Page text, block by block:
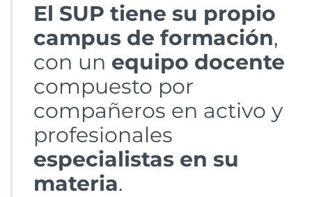
El SUP tiene su propio
campus de formación,
con un equipo docente
compuesto por
compañeros en activo y
profesionales
especialistas en su
materia.